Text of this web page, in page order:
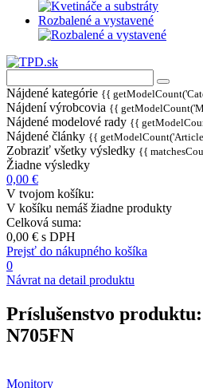
Rozbalené a vystavené
Nájdené kategórie {{
Nájdení výrobcovia {{
Nájdené modelové rady {{
Nájdené články {{
Zobraziť všetky výsledky {{
Žiadne výsledky
0,00 €
V tvojom košíku:
V košíku nemáš žiadne produkty
Celková suma:
0,00 € s DPH
Prejsť do nákupného košíka
0
Návrat na detail produktu
Príslušenstvo produktu:
N705FN
Monitory